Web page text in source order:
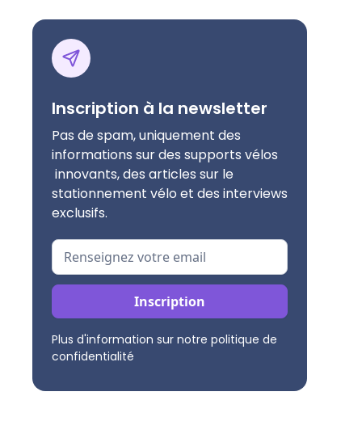
Inscription à la newsletter
Pas de spam, uniquement des
informations sur des supports vélos
innovants, des articles sur le
stationnement vélo et des interviews
exclusifs.
Plus d'information sur notre politique de
confidentialité